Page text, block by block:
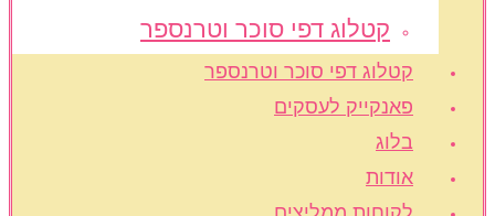
קטלוג דפי סוכר וטרנספר
קטלוג דפי סוכר וטרנספר
פאנקייק לעסקים
בלוג
אודות